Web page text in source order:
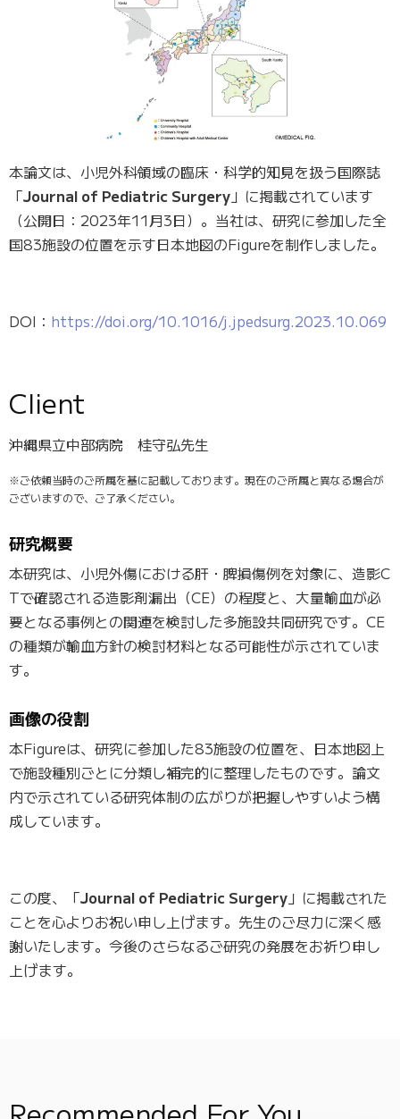
本論文は、小児外科領域の臨床・科学的知見を扱う国際誌
「Journal of Pediatric Surgery 」に掲載されています
（公開日：2023年11月3日）。当社は、研究に参加した全
国83施設の位置を示す日本地図のFigureを制作しました。
DOI： https://doi.org/10.1016/j.jpedsurg.2023.10.069
Client
沖縄県立中部病院 桂守弘先生
※ご依頼当時のご所属を基に記載しております。現在のご所属と異なる場合が
ございますので、ご了承ください。
研究概要
本研究は、小児外傷における肝・脾損傷例を対象に、造影C
Tで確認される造影剤漏出（CE）の程度と、大量輸血が必
要となる事例との関連を検討した多施設共同研究です。CE
の種類が輸血方針の検討材料となる可能性が示されていま
す。
画像の役割
本Figureは、研究に参加した83施設の位置を、日本地図上
で施設種別ごとに分類し補完的に整理したものです。論文
内で示されている研究体制の広がりが把握しやすいよう構
成しています。
この度、「Journal of Pediatric Surgery 」に掲載された
ことを心よりお祝い申し上げます。先生のご尽力に深く感
謝いたします。今後のさらなるご研究の発展をお祈り申し
上げます。